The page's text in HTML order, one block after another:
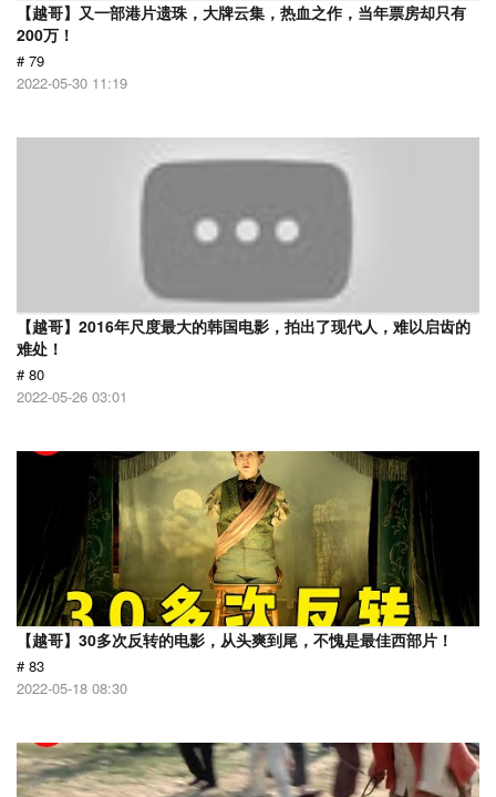
【越哥】又一部港片遗珠，大牌云集，热血之作，当年票房却只有
200万！
# 79
2022-05-30 11:19
【越哥】2016年尺度最大的韩国电影，拍出了现代人，难以启齿的
难处！
# 80
2022-05-26 03:01
【越哥】30多次反转的电影，从头爽到尾，不愧是最佳西部片！
# 83
2022-05-18 08:30